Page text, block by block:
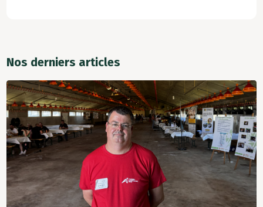
Nos derniers articles